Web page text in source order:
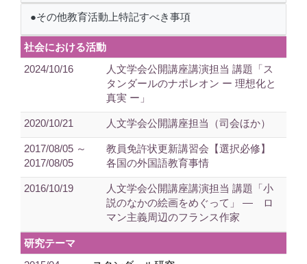
●その他教育活動上特記すべき事項
社会における活動
2024/10/16
人文学会公開講座講演担当 講題「ス
タンダールのナポレオン ー 理想化と
真実 ー」
2020/10/21 人文学会公開講座担当（司会ほか）
2017/08/05 ～
2017/08/05
教員免許状更新講習会【選択必修】
各国の外国語教育事情
2016/10/19
人文学会公開講座講演担当 講題「小
説のなかの絵画をめぐって」 ― ロ
マン主義周辺のフランス作家
研究テーマ